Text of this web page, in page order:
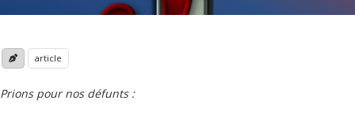
article
Prions pour nos défunts :